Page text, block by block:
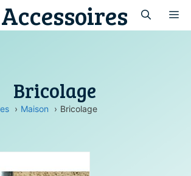
Bricolage
Maison Bricolage